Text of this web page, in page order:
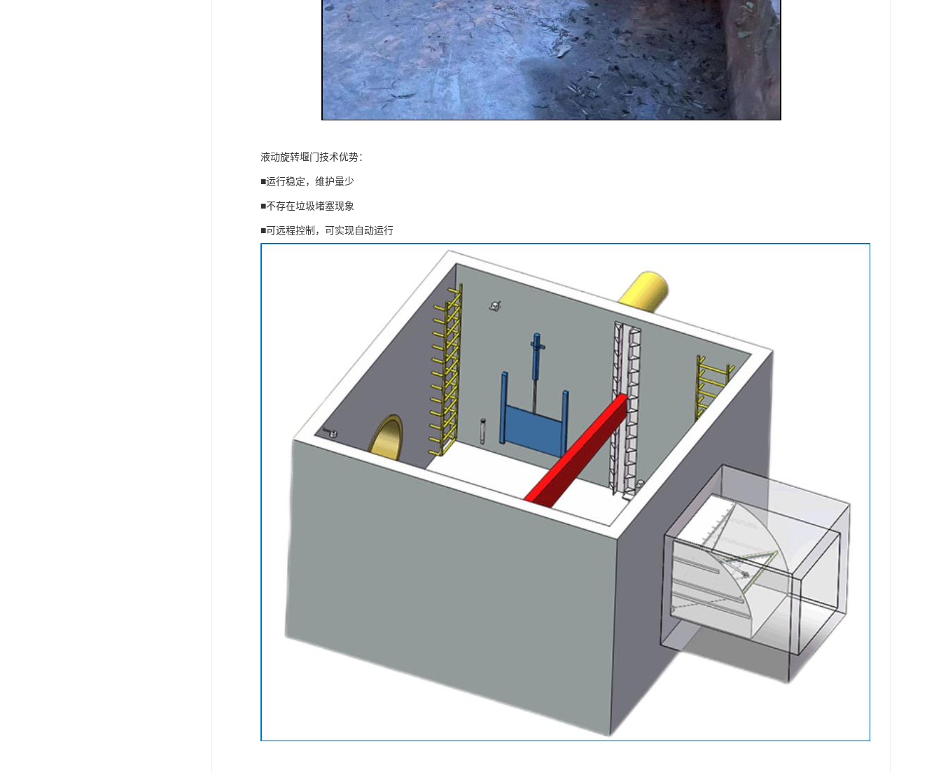
液动旋转堰门技术优势：
■运行稳定，维护量少
■不存在垃圾堵塞现象
■可远程控制，可实现自动运行